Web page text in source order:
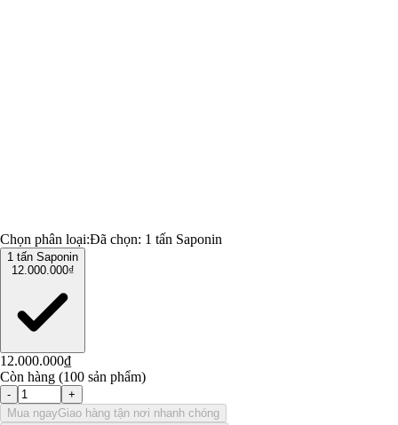
Chọn phân loại:Đã chọn: 1 tấn Saponin
1 tấn Saponin
12.000.000₫
12.000.000₫
Còn hàng (100 sản phẩm)
-
+
Mua ngayGiao hàng tận nơi nhanh chóng